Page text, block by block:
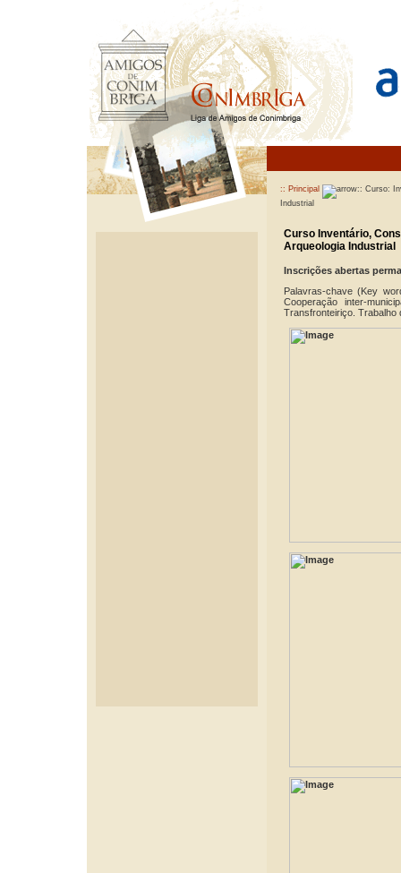
:: Principal
:: Curso:
Industrial
Curso Inventário,
Arqueologia Industrial
Inscrições abertas
Palavras-chave (Key
Cooperação inter-
Transfronteiriço. Trabalho